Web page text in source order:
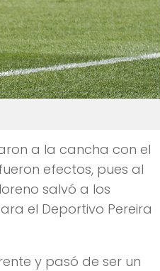
a la cancha con el
efectos, pues al
salvó a los
el Deportivo Pereira
y pasó de ser un